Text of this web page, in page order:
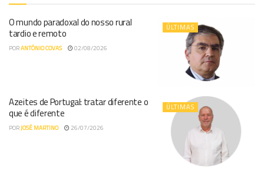
ÚLTIMAS
O mundo paradoxal do nosso rural
tardio e remoto
PORANTÓNIO COVAS 02/08/2026
ÚLTIMAS
Azeites de Portugal: tratar diferente o
que é diferente
PORJOSÉ MARTINO 26/07/2026